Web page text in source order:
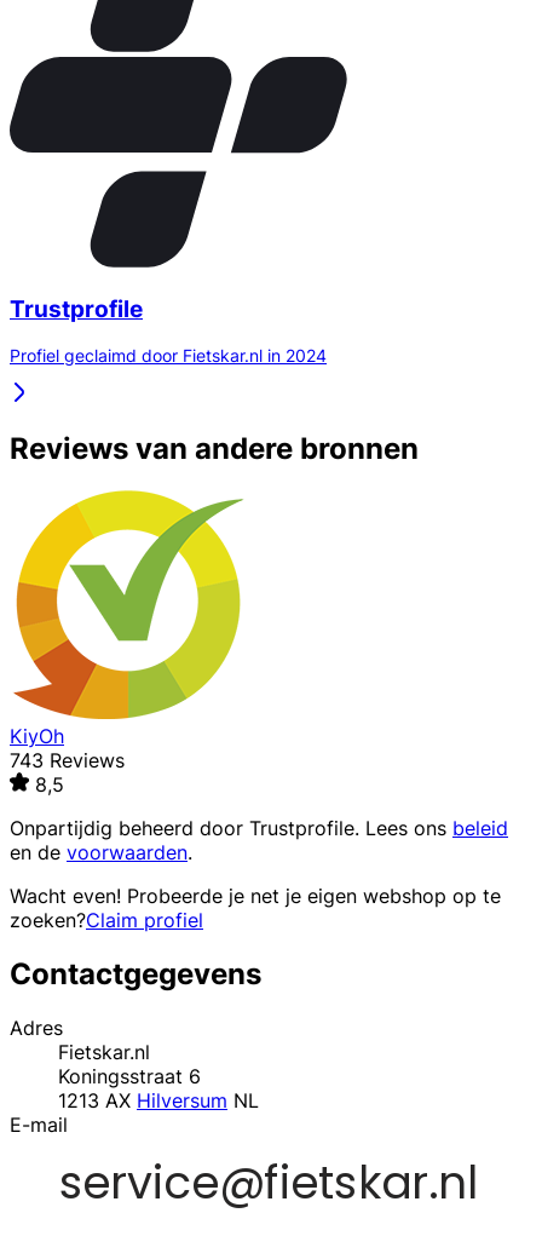
Trustprofile
Profiel geclaimd door Fietskar.nl in 2024
Reviews van andere bronnen
KiyOh
743 Reviews
8,5
Onpartijdig beheerd door Trustprofile. Lees ons beleid
en de voorwaarden.
Wacht even! Probeerde je net je eigen webshop op te
zoeken?Claim profiel
Contactgegevens
Adres
Fietskar.nl
Koningsstraat 6
1213 AX Hilversum NL
E-mail